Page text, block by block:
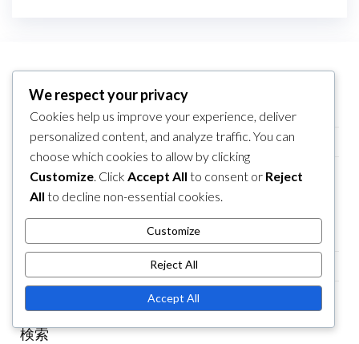
リンク
私たちの物語
すべての投稿
お問い合わせ
食後の膨満感のための食事のタイミング
食後の膨満感を和らげるための戦略
食後の膨満感を引き起こす食品
検索
We respect your privacy
Cookies help us improve your experience, deliver
personalized content, and analyze traffic. You can
choose which cookies to allow by clicking
Customize. Click Accept All to consent or Reject
All to decline non-essential cookies.
Customize
Reject All
Accept All